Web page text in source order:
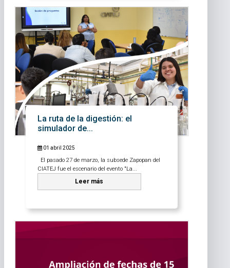
La ruta de la digestión: el
simulador de...
01 abril 2025
El pasado 27 de marzo, la subsede Zapopan del
CIATEJ fue el escenario del evento "La...
Leer más